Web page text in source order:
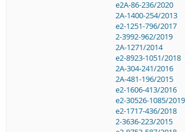
e2A-86-236/2020
2A-1400-254/2013
e2-1251-796/2017
2-3992-962/2019
2A-1271/2014
e2-8923-1051/2018
2A-304-241/2016
2A-481-196/2015
e2-1606-413/2016
e2-30526-1085/2019
e2-1717-436/2018
2-3636-223/2015